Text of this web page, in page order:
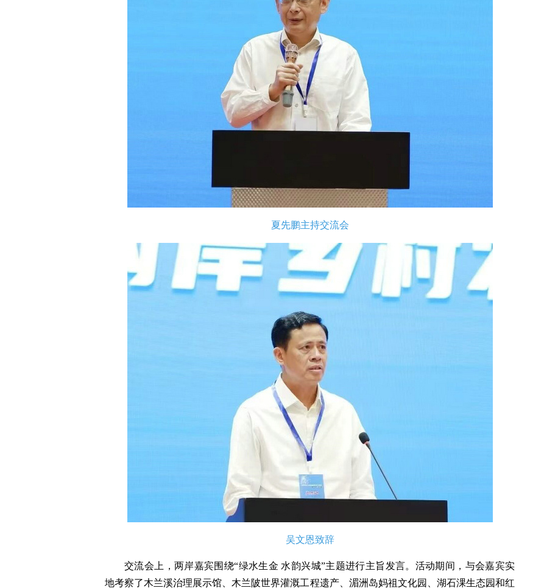
夏先鹏主持交流会
吴文恩致辞
交流会上，两岸嘉宾围绕“绿水生金 水韵兴城”主题进行主旨发言。活动期间，与会嘉宾实
地考察了木兰溪治理展示馆、木兰陂世界灌溉工程遗产、湄洲岛妈祖文化园、湖石淉生态园和红